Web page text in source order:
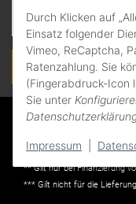
Durch Klicken auf
Einsatz folgender
Vimeo, ReCaptcha,
Ratenzahlung. Sie
(Fingerabdruck-Icon
Sie unter
Impressum
* Alle Preise in Euro und
Nur solange der Vorrat
** Gilt nur bei Finanzierung
*** Gilt nicht für die